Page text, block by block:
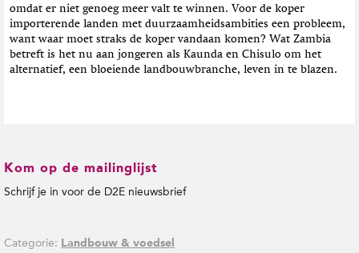
omdat er niet genoeg meer valt te winnen. Voor de koper
importerende landen met duurzaamheidsambities een probleem,
want waar moet straks de koper vandaan komen? Wat Zambia
betreft is het nu aan jongeren als Kaunda en Chisulo om het
alternatief, een bloeiende landbouwbranche, leven in te blazen.
Kom op de mailinglijst
Schrijf je in voor de D2E nieuwsbrief
Categorie: Landbouw & voedsel